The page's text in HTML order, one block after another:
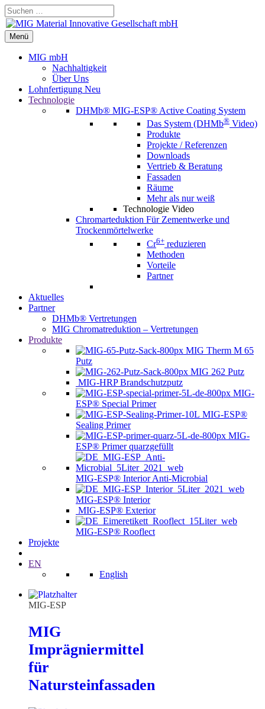
Zum
Inhalt
springen
Suchen …
Menü
Menü
MIG mbH
Nachhaltigkeit
Über Uns
Lohnfertigung Neu
Technologie
DHMb® MIG-ESP® Active Coating System
Das System (DHMb® Video)
Produkte
Projekte / Referenzen
Downloads
Vertrieb & Beratung
Fassaden
Räume
Mehr als nur weiß
Technologie Video
Chromarteduktion Für Zementwerke und
Trockenmörtelwerke
Cr6+ reduzieren
Methoden
Vorteile
Partner
Aktuelles
Partner
DHMb® Vertretungen
MIG Chromatreduktion – Vertretungen
Produkte
MIG Therm M 65
Putz
MIG 262 Putz
MIG-HRP Brandschutzputz
MIG-
ESP® Special Primer
MIG-ESP®
Sealing Primer
MIG-
ESP® Primer quarzgefüllt
MIG-ESP® Interior Anti-Microbial
MIG-ESP® Interior
MIG-ESP® Exterior
MIG-ESP® Rooflect
Projekte
EN
English
MIG-ESP
MIG
Imprägniermittel
für
Natursteinfassaden